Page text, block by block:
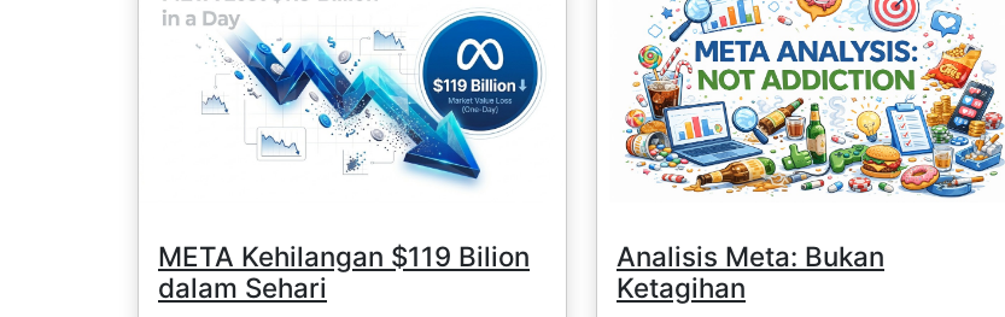
META Kehilangan $119 Bilion
dalam Sehari
Analisis Meta: Bukan
Ketagihan